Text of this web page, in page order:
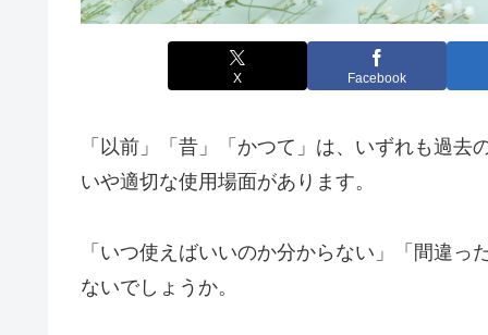
X Facebook
「以前」「昔」「かつて」は、いずれも過
いや適切な使用場面があります。
「いつ使えばいいのか分からない」「間違
ないでしょうか。